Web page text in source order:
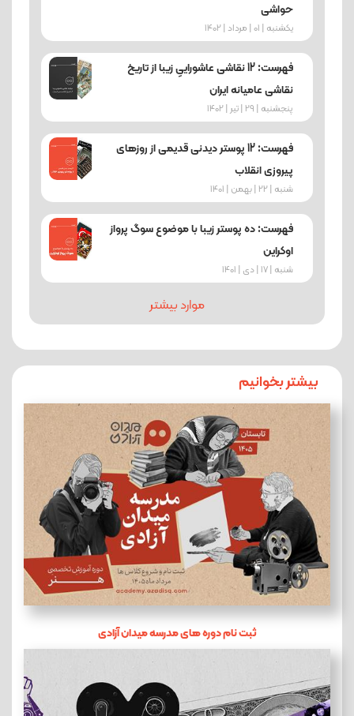
حواشی
یکشنبه | 01 | مرداد | 1402
فهرست: 12 نقاشی عاشوراییِ زیبا از تاریخ
نقاشی عامیانه ایران
پنجشنبه | 29 | تیر | 1402
فهرست: 12 پوستر دیدنی قدیمی از روزهای
پیروزی انقلاب
شنبه | 22 | بهمن | 1401
فهرست: ده پوستر زیبا با موضوع سوگ پرواز
اوکراین
شنبه | 17 | دی | 1401
موارد بیشتر
بیشتر بخوانیم
ثبت نام دوره های مدرسه میدان آزادی